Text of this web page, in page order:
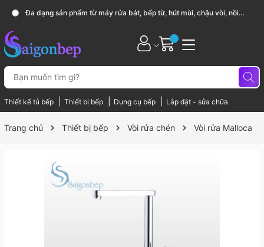
Đa dạng sản phẩm từ máy rửa bát, bếp từ, hút mùi, chậu vòi, nồi
chảo...
Thiết kế tủ bếp Thiết bị bếp Dụng cụ bếp Lắp đặt - sửa chữa
Trang chủ Thiết bị bếp Vòi rửa chén Vòi rửa Malloca